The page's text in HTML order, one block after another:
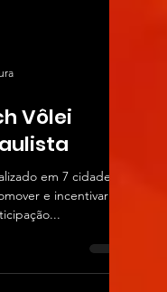
Vôlei
em 7 cidades
e incentivar